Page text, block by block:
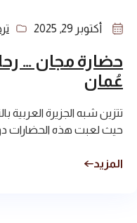
أكتوبر 29, 2025
حضارة مجان …
عُمان
تتزين شبه الجزيرة العربية
حيث لعبت هذه الحضارات
المزيد